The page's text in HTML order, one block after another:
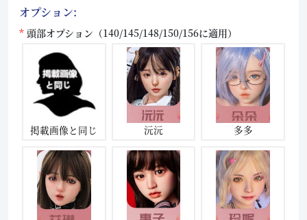
オプション:
頭部オプション（140/145/148/150/156に適用）
掲載画像と同じ 沅沅 多多